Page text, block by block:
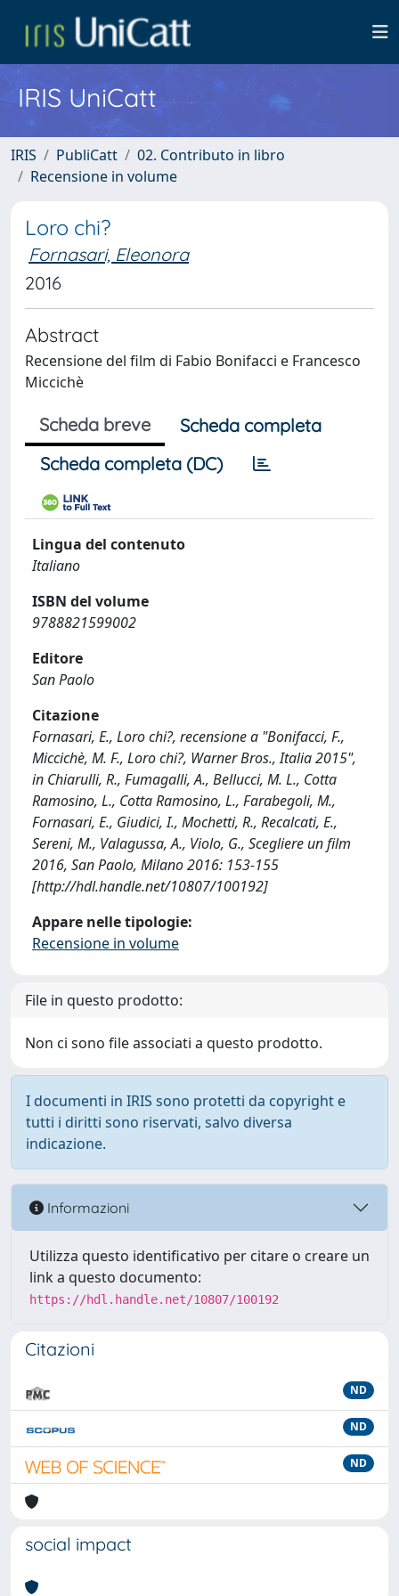
IRIS UniCatt
IRIS PubliCatt
02. Contributo in libro
Recensione in volume
Loro chi?
Fornasari, Eleonora
2016
Abstract
Recensione del film di Fabio Bonifacci e Francesco
Miccichè
Scheda breve
Scheda completa
Scheda completa (DC)
Lingua del contenuto
Italiano
ISBN del volume
9788821599002
Editore
San Paolo
Citazione
Fornasari, E., Loro chi?, recensione a "Bonifacci, F.,
Miccichè, M. F., Loro chi?, Warner Bros., Italia 2015",
in Chiarulli, R., Fumagalli, A., Bellucci, M. L., Cotta
Ramosino, L., Cotta Ramosino, L., Farabegoli, M.,
Fornasari, E., Giudici, I., Mochetti, R., Recalcati, E.,
Sereni, M., Valagussa, A., Violo, G., Scegliere un film
2016, San Paolo, Milano 2016: 153-155
[http://hdl.handle.net/10807/100192]
Appare nelle tipologie:
Recensione in volume
File in questo prodotto:
Non ci sono file associati a questo prodotto.
I documenti in IRIS sono protetti da copyright e
tutti i diritti sono riservati, salvo diversa
indicazione.
Informazioni
Utilizza questo identificativo per citare o creare un
link a questo documento:
https://hdl.handle.net/10807/100192
Citazioni
ND
ND
ND
social impact